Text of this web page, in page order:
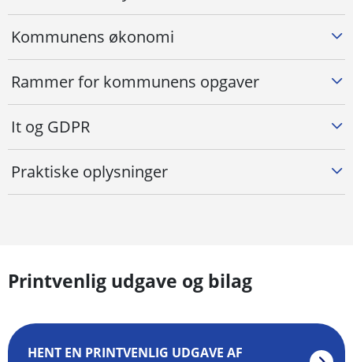
Kommunens økonomi
Rammer for kommunens opgaver
It og GDPR
Praktiske oplysninger
Printvenlig udgave og bilag
HENT EN PRINTVENLIG UDGAVE AF